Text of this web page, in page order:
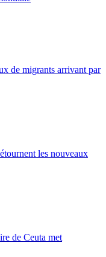
de migrants arrivant par
les nouveaux
de Ceuta met